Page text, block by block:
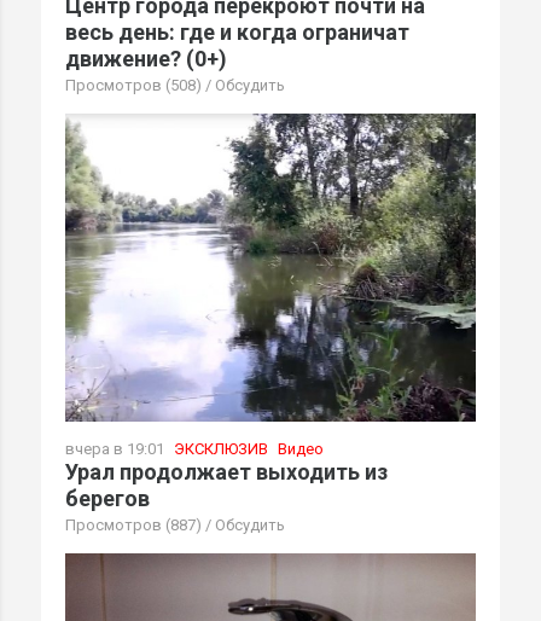
Центр города перекроют почти на
весь день: где и когда ограничат
движение? (0+)
Просмотров (508) / Обсудить
вчера в 19:01 ЭКСКЛЮЗИВ Видео
Урал продолжает выходить из
берегов
Просмотров (887) / Обсудить